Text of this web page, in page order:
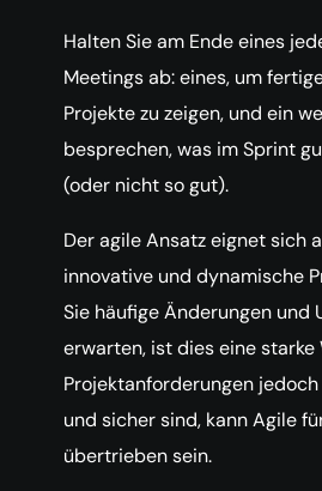
Halten Sie am Ende eines
Meetings ab: eines, um
Projekte zu zeigen, und ein
besprechen, was im Sprint
(oder nicht so gut).
Der agile Ansatz eignet sich
innovative und dynamische
Sie häufige Änderungen und
erwarten, ist dies eine starke
Projektanforderungen
und sicher sind, kann Agile
übertrieben sein.